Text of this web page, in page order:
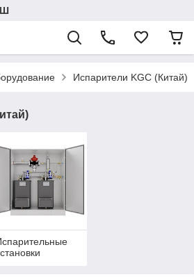
Испарители KGС (Китай)